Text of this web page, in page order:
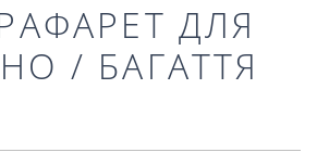
ДЛЯ
/ БАГАТТЯ